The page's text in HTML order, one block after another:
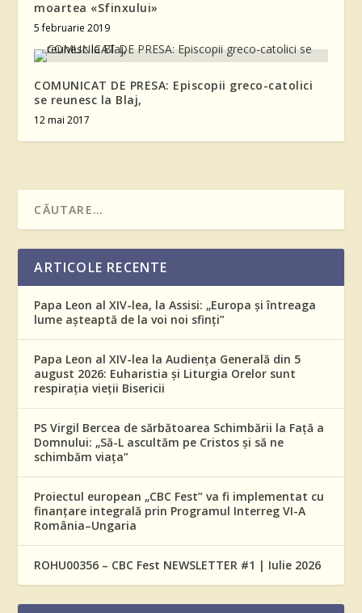
moartea «Sfinxului»
5 februarie 2019
COMUNICAT DE PRESA: Episcopii greco-catolici
se reunesc la Blaj,
12 mai 2017
ARTICOLE RECENTE
Papa Leon al XIV-lea, la Assisi: „Europa și întreaga
lume așteaptă de la voi noi sfinți”
Papa Leon al XIV-lea la Audiența Generală din 5
august 2026: Euharistia și Liturgia Orelor sunt
respirația vieții Bisericii
PS Virgil Bercea de sărbătoarea Schimbării la Față a
Domnului: „Să-L ascultăm pe Cristos și să ne
schimbăm viața”
Proiectul european „CBC Fest” va fi implementat cu
finanțare integrală prin Programul Interreg VI-A
România–Ungaria
ROHU00356 – CBC Fest NEWSLETTER #1 | Iulie 2026